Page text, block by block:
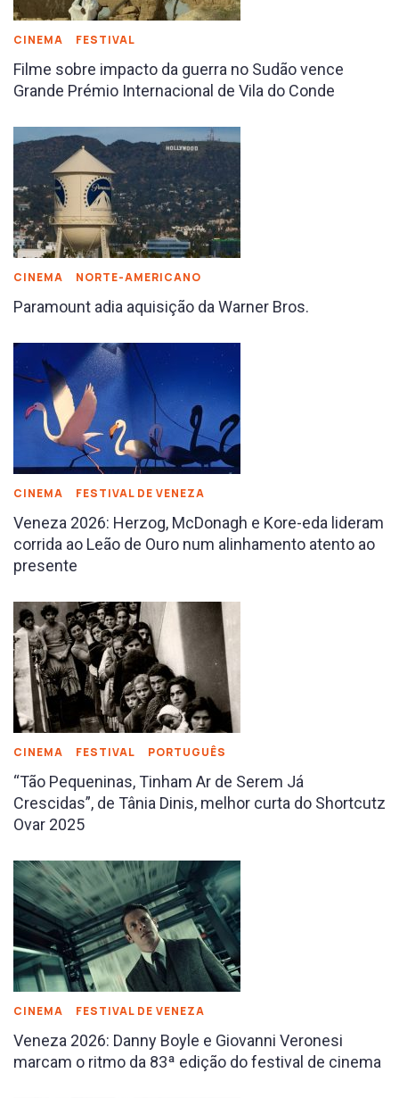
CINEMA FESTIVAL
Filme sobre impacto da guerra no Sudão vence
Grande Prémio Internacional de Vila do Conde
CINEMA NORTE-AMERICANO
Paramount adia aquisição da Warner Bros.
CINEMA FESTIVAL DE VENEZA
Veneza 2026: Herzog, McDonagh e Kore-eda lideram
corrida ao Leão de Ouro num alinhamento atento ao
presente
CINEMA FESTIVAL PORTUGUÊS
“Tão Pequeninas, Tinham Ar de Serem Já
Crescidas”, de Tânia Dinis, melhor curta do Shortcutz
Ovar 2025
CINEMA FESTIVAL DE VENEZA
Veneza 2026: Danny Boyle e Giovanni Veronesi
marcam o ritmo da 83ª edição do festival de cinema